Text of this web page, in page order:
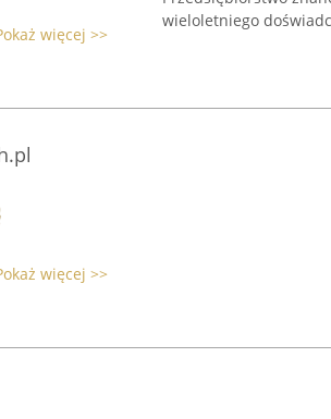
więcej >>
wieloletniego
więcej >>